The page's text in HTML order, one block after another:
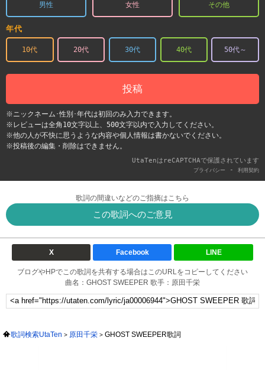
男性 女性 その他
年代
10代 20代 30代 40代 50代～
投稿
※ニックネーム･性別･年代は初回のみ入力できます。
※レビューは全角10文字以上、500文字以内で入力してください。
※他の人が不快に思うような内容や個人情報は書かないでください。
※投稿後の編集・削除はできません。
UtaTenはreCAPTCHAで保護されています
プライバシー - 利用契約
歌詞の間違いなどのご指摘はこちら
この歌詞へのご意見
X Facebook LINE
ブログやHPでこの歌詞を共有する場合はこのURLをコピーしてください
曲名：GHOST SWEEPER 歌手：原田千栄
歌詞検索UtaTen 原田千栄 GHOST SWEEPER歌詞